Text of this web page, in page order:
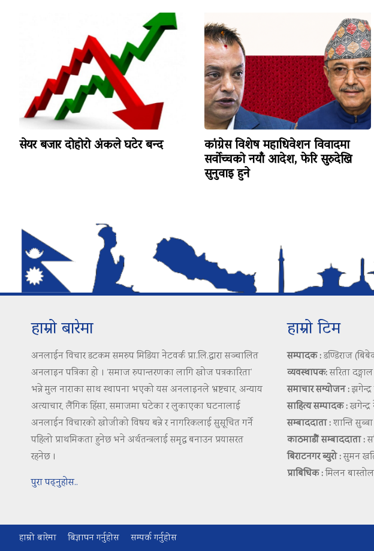
सेयर बजार दोहोरो अंकले घटेर बन्द कांग्रेस विशेष महाधिवेशन विवादमा
सर्वोच्चको नयाँ आदेश, फेरि सुरुदेखि
सुनुवाइ हुने
हाम्रो बारेमा
अनलाईन विचार डटकम समरुप मिडिया नेटवर्क प्रा.लि.द्वारा सञ्चालित
अनलाइन पत्रिका हो । ‘समाज रुपान्तरणका लागि खोज पत्रकारिता’
भन्ने मुल नाराका साथ स्थापना भएको यस अनलाइनले भ्रष्टचार, अन्याय
अत्याचार, लैंगिक हिंसा, समाजमा घटेका र लुकाएका घटनालाई
अनलाईन विचारको खोजीको विषय बन्ने र नागरिकलाई सुसूचित गर्ने
पहिलो प्राथमिकता हुनेछ भने अर्थतन्त्रलाई समृद्ध बनाउन प्रयासरत
रहनेछ ।
पुरा पढ्नुहोस..
हाम्रो टिम
सम्पादक :डण्डिराज
व्यवस्थापक:सरिता दङ्गाल
समाचार सम्योजन :
साहित्य सम्पादक :खगेन्द्र
सम्बाददाता :शान्ति सुब्बा
काठमाडौं सम्बाददाता :
बिराटनगर ब्युरो :सुमन
प्राबिधिक :मिलन
हाम्रो बारेमा बिज्ञापन गर्नुहोस सम्पर्क गर्नुहोस